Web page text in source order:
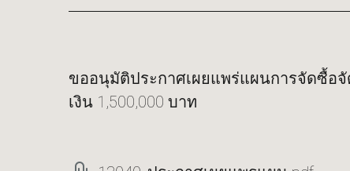
ขออนุมัติประกาศเผยแพร่แผนการจัดซื้อจั
เงิน 1,500,000 บาท